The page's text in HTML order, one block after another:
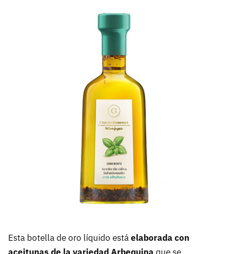
Esta botella de oro líquido estáelaborada con